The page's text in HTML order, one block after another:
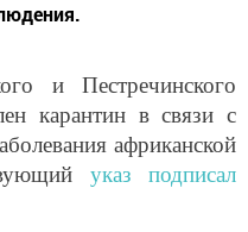
и Пестречинского
карантин в связи с
африканской
указ подписал